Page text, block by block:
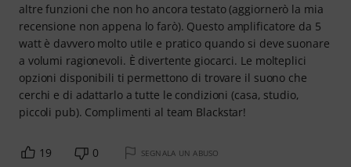
altre funzioni che non ho ancora testato (aggiornerò la mia
recensione non appena lo farò). Questo amplificatore da 5
watt è davvero molto utile e pratico quando si deve suonare
a volumi ragionevoli. È divertente giocarci. Le molteplici
opzioni disponibili ti permettono di trovare il suono che
cerchi e di adattarlo a tutte le condizioni (casa, studio,
piccoli pub). Complimenti al team Blackstar!
19 0 SEGNALA UN ABUSO